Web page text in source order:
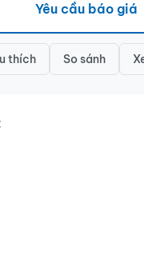
Yêu cầu báo giá
thích So sánh